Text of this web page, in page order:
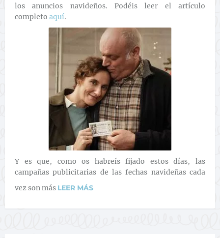
los anuncios navideños. Podéis leer el artículo
completo aquí.
Y es que, como os habreís fijado estos días, las
campañas publicitarias de las fechas navideñas cada
vez son más LEER MÁS